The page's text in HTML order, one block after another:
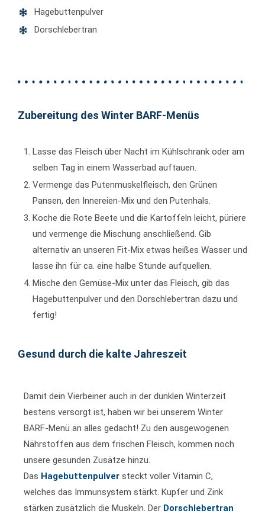
Hagebuttenpulver
Dorschlebertran
Zubereitung des Winter BARF-Menüs
Lasse das Fleisch über Nacht im Kühlschrank oder am
selben Tag in einem Wasserbad auftauen.
Vermenge das Putenmuskelfleisch, den Grünen
Pansen, den Innereien-Mix und den Putenhals.
Koche die Rote Beete und die Kartoffeln leicht, püriere
und vermenge die Mischung anschließend. Gib
alternativ an unseren Fit-Mix etwas heißes Wasser und
lasse ihn für ca. eine halbe Stunde aufquellen.
Mische den Gemüse-Mix unter das Fleisch, gib das
Hagebuttenpulver und den Dorschlebertran dazu und
fertig!
Gesund durch die kalte Jahreszeit
Damit dein Vierbeiner auch in der dunklen Winterzeit
bestens versorgt ist, haben wir bei unserem Winter
BARF-Menü an alles gedacht! Zu den ausgewogenen
Nährstoffen aus dem frischen Fleisch, kommen noch
unsere gesunden Zusätze hinzu.
Das Hagebuttenpulver steckt voller Vitamin C,
welches das Immunsystem stärkt. Kupfer und Zink
stärken zusätzlich die Muskeln. Der Dorschlebertran